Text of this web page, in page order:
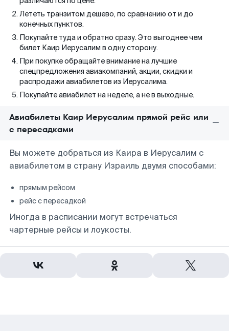
Лететь транзитом дешево, по сравнению от и до
конечных пунктов.
Покупайте туда и обратно сразу. Это выгоднее чем
билет Каир Иерусалим в одну сторону.
При покупке обращайте внимание на лучшие
спецпредложения авиакомпаний, акции, скидки и
распродажи авиабилетов из Иерусалима.
Покупайте авиабилет на неделе, а не в выходные.
Авиабилеты Каир Иерусалим прямой рейс или
с пересадками
Вы можете добраться из Каира в Иерусалим с
авиабилетом в страну Израиль двумя способами:
прямым рейсом
рейс с пересадкой
Иногда в расписании могут встречаться
чартерные рейсы и лоукосты.